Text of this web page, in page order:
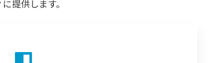
提供します。